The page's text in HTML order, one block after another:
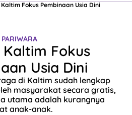
Fokus Pembinaan Usia Dini
PARIWARA
Fokus
Usia Dini
di Kaltim sudah lengkap
masyarakat secara gratis,
utama adalah kurangnya
anak-anak.